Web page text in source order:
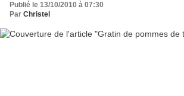
Publié le 13/10/2010 à 07:30
Par Christel